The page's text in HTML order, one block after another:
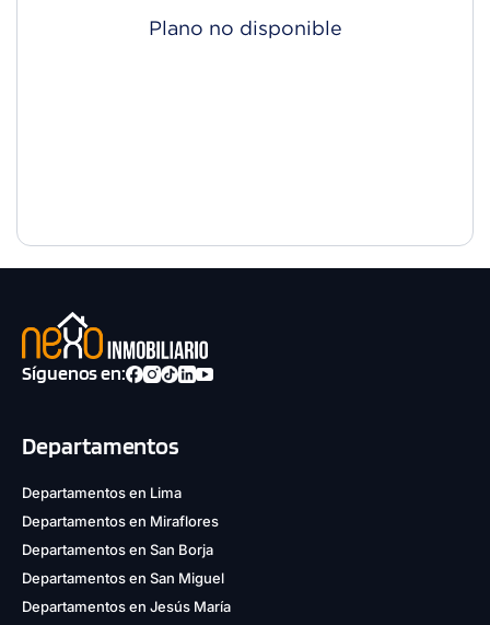
Plano no disponible
Síguenos en:
Departamentos
Departamentos en Lima
Departamentos en Miraflores
Departamentos en San Borja
Departamentos en San Miguel
Departamentos en Jesús María